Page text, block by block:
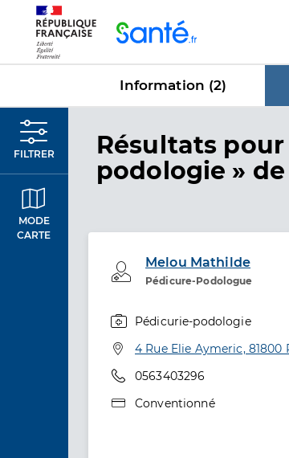
Information (2)
FILTRER
MODE
CARTE
Résultats pour
podologie » de
Melou Mathilde
Pédicure-Podologue
Professionel de
Pédicurie-podologie
Adresse
4 Rue Elie Aymeric, 81800
Téléphone
0563403296
Type de convention
Conventionné
Panneau de gestion des cookies